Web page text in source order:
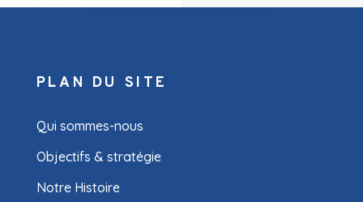
PLAN DU SITE
Qui sommes-nous
Objectifs & stratégie
Notre Histoire